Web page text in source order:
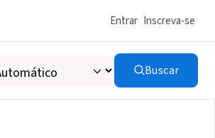
Entrar Inscreva-se
Buscar